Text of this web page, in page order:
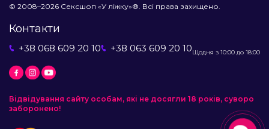
© 2008–2026 Сексшоп «У ліжку»®. Всі права захищено.
Контакти
+38 068 609 20 10 +38 063 609 20 10Щодня з 10:00 до 18:00
Відвідування сайту особам, які не досягли 18 років, суворо
заборонено!